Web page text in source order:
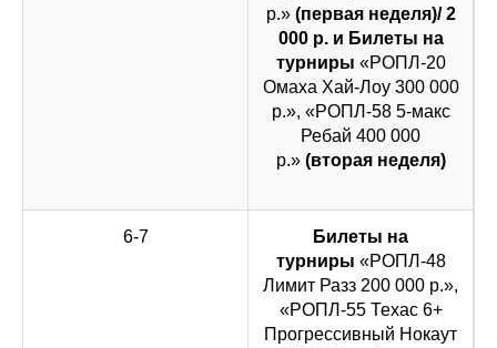
р.» (первая неделя)/ 2
000 р. и Билеты на
турниры «РОПЛ-20
Омаха Хай-Лоу 300 000
р.», «РОПЛ-58 5-макс
Ребай 400 000
р.» (вторая неделя)
6-7
Билеты на
турниры «РОПЛ-48
Лимит Разз 200 000 р.»,
«РОПЛ-55 Техас 6+
Прогрессивный Нокаут